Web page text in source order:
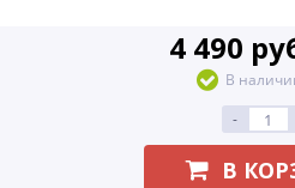
4 490
В
-
В